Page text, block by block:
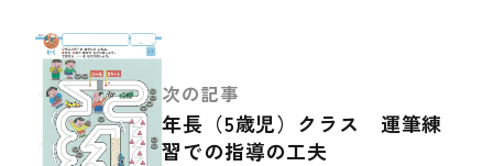
次の記事
年長（5歳児）クラス 運筆練
習での指導の工夫